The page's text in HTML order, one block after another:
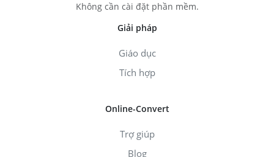
Không cần cài đặt phần mềm.
Giải pháp
Giáo dục
Tích hợp
Online-Convert
Trợ giúp
Blog